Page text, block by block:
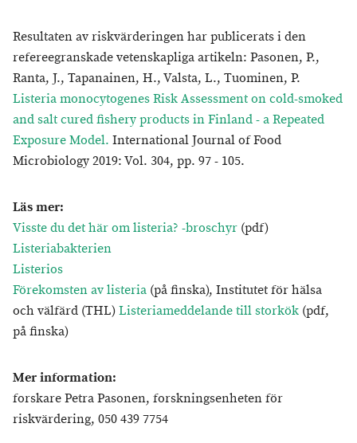
Resultaten av riskvärderingen har publicerats i den
refereegranskade vetenskapliga artikeln: Pasonen, P.,
Ranta, J., Tapanainen, H., Valsta, L., Tuominen, P.
Listeria monocytogenes Risk Assessment on cold-smoked
and salt cured fishery products in Finland - a Repeated
Exposure Model. International Journal of Food
Microbiology 2019: Vol. 304, pp. 97 - 105.
Läs mer:
Visste du det här om listeria? -broschyr (pdf)
Listeriabakterien
Listerios
Förekomsten av listeria (på finska), Institutet för hälsa
och välfärd (THL)Listeriameddelande till storkök (pdf,
på finska)
Mer information:
forskare Petra Pasonen, forskningsenheten för
riskvärdering, 050 439 7754